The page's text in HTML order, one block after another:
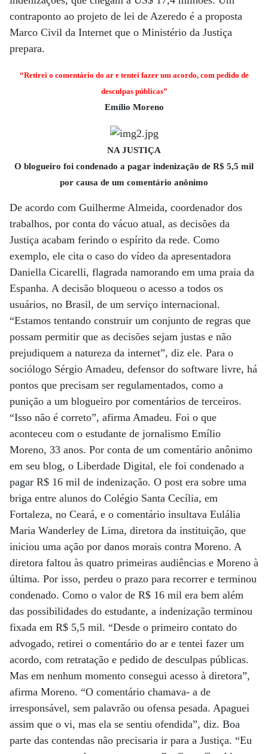
contraponto ao projeto de lei de Azeredo é a proposta
Marco Civil da Internet que o Ministério da Justiça
prepara.
“Retirei o comentário do ar e tentei fazer um acordo, com pedido de
desculpas públicas”
Emílio Moreno
NA JUSTIÇA
O blogueiro foi condenado a pagar indenização de R$ 5,5 mil
por causa de um comentário anônimo
De acordo com Guilherme Almeida, coordenador dos
trabalhos, por conta do vácuo atual, as decisões da
Justiça acabam ferindo o espírito da rede. Como
exemplo, ele cita o caso do vídeo da apresentadora
Daniella Cicarelli, flagrada namorando em uma praia da
Espanha. A decisão bloqueou o acesso a todos os
usuários, no Brasil, de um serviço internacional.
“Estamos tentando construir um conjunto de regras que
possam permitir que as decisões sejam justas e não
prejudiquem a natureza da internet”, diz ele. Para o
sociólogo Sérgio Amadeu, defensor do software livre, há
pontos que precisam ser regulamentados, como a
punição a um blogueiro por comentários de terceiros.
“Isso não é correto”, afirma Amadeu. Foi o que
aconteceu com o estudante de jornalismo Emílio
Moreno, 33 anos. Por conta de um comentário anônimo
em seu blog, o Liberdade Digital, ele foi condenado a
pagar R$ 16 mil de indenização. O post era sobre uma
briga entre alunos do Colégio Santa Cecília, em
Fortaleza, no Ceará, e o comentário insultava Eulália
Maria Wanderley de Lima, diretora da instituição, que
iniciou uma ação por danos morais contra Moreno. A
diretora faltou às quatro primeiras audiências e Moreno à
última. Por isso, perdeu o prazo para recorrer e terminou
condenado. Como o valor de R$ 16 mil era bem além
das possibilidades do estudante, a indenização terminou
fixada em R$ 5,5 mil. “Desde o primeiro contato do
advogado, retirei o comentário do ar e tentei fazer um
acordo, com retratação e pedido de desculpas públicas.
Mas em nenhum momento consegui acesso à diretora”,
afirma Moreno. “O comentário chamava- a de
irresponsável, sem palavrão ou ofensa pesada. Apaguei
assim que o vi, mas ela se sentiu ofendida”, diz. Boa
parte das contendas não precisaria ir para a Justiça. “Eu